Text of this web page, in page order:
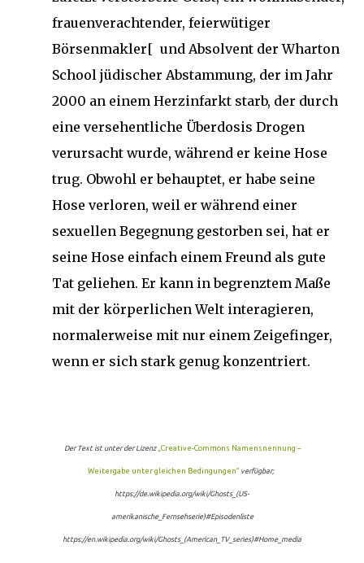
frauenverachtender, feierwütiger
Börsenmakler[ und Absolvent der Wharton
School jüdischer Abstammung, der im Jahr
2000 an einem Herzinfarkt starb, der durch
eine versehentliche Überdosis Drogen
verursacht wurde, während er keine Hose
trug. Obwohl er behauptet, er habe seine
Hose verloren, weil er während einer
sexuellen Begegnung gestorben sei, hat er
seine Hose einfach einem Freund als gute
Tat geliehen. Er kann in begrenztem Maße
mit der körperlichen Welt interagieren,
normalerweise mit nur einem Zeigefinger,
wenn er sich stark genug konzentriert.
Der Text ist unter der Lizenz „Creative-Commons Namensnennung –
Weitergabe unter gleichen Bedingungen“verfügbar;
https://de.wikipedia.org/wiki/Ghosts_(US-
amerikanische_Fernsehserie)#Episodenliste
https://en.wikipedia.org/wiki/Ghosts_(American_TV_series)#Home_media